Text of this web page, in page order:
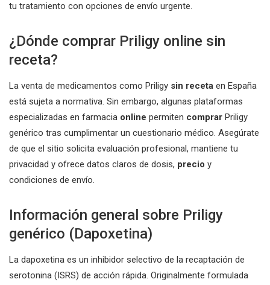
tu tratamiento con opciones de envío urgente.
¿Dónde comprar Priligy online sin
receta?
La venta de medicamentos como Priligy sin receta en España
está sujeta a normativa. Sin embargo, algunas plataformas
especializadas en farmacia online permiten comprar Priligy
genérico tras cumplimentar un cuestionario médico. Asegúrate
de que el sitio solicita evaluación profesional, mantiene tu
privacidad y ofrece datos claros de dosis, precio y
condiciones de envío.
Información general sobre Priligy
genérico (Dapoxetina)
La dapoxetina es un inhibidor selectivo de la recaptación de
serotonina (ISRS) de acción rápida. Originalmente formulada